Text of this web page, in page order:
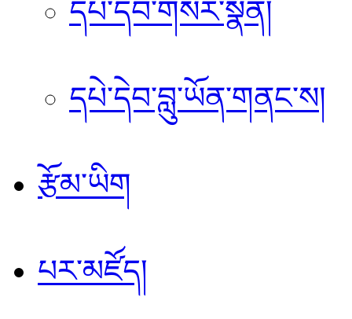
དཔེ་དེབ་གསར་སྣོན།
དཔེ་དེབ་བླུ་ཡོན་གནང་ས།
རྩོམ་ཡིག
པར་མཛོད།